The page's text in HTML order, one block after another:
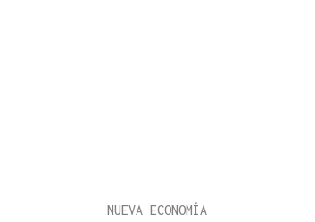
NUEVA ECONOMÍA